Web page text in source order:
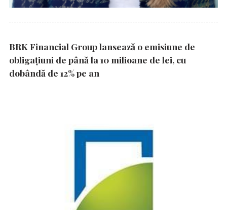
BRK Financial Group lansează o emisiune de
obligațiuni de până la 10 milioane de lei, cu
dobândă de 12% pe an